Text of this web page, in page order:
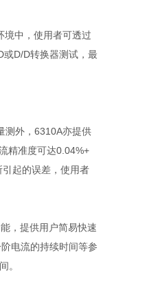
境中，使用者可透过
或D/D转换器测试，最
测外， 6310A亦提供
精准度可达0.04%+
起的误差，使用者
，提供用户简易快速
电流的持续时间等参
。